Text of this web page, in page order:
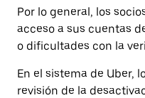
Por lo general, los
acceso a sus cuentas
o dificultades con la
En el sistema de Uber,
revisión de la